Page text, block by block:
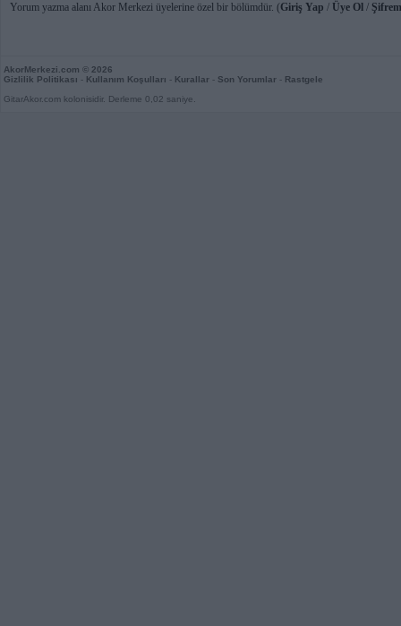
Yorum yazma alanı Akor Merkezi üyelerine özel bir bölümdür. (Giriş Yap / Üye Ol /
AkorMerkezi.com © 2026
Gizlilik Politikası - Kullanım Koşulları - Kurallar - Son Yorumlar - Rastgele
GitarAkor.com kolonisidir. Derleme 0,02 saniye.